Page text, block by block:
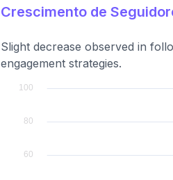
Crescimento de
Slight decrease observed in
engagement strategies.